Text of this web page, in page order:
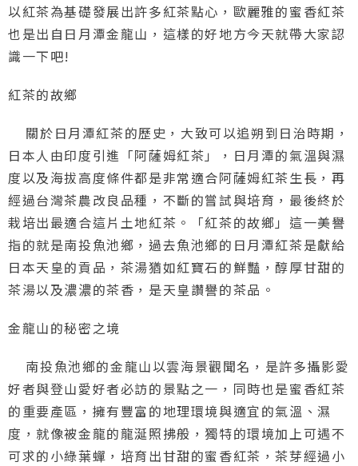
以紅茶為基礎發展出許多紅茶點心，歐麗雅的蜜香紅茶
也是出自日月潭金龍山，這樣的好地方今天就帶大家認
識一下吧!
紅茶的故鄉
關於日月潭紅茶的歷史，大致可以追朔到日治時期，
日本人由印度引進「阿薩姆紅茶」，日月潭的氣溫與濕
度以及海拔高度條件都是非常適合阿薩姆紅茶生長，再
經過台灣茶農改良品種，不斷的嘗試與培育，最後終於
栽培出最適合這片土地紅茶。「紅茶的故鄉」這一美譽
指的就是南投魚池鄉，過去魚池鄉的日月潭紅茶是獻給
日本天皇的貢品，茶湯猶如紅寶石的鮮豔，醇厚甘甜的
茶湯以及濃濃的茶香，是天皇讚譽的茶品。
金龍山的秘密之境
南投魚池鄉的金龍山以雲海景觀聞名，是許多攝影愛
好者與登山愛好者必訪的景點之一，同時也是蜜香紅茶
的重要產區，擁有豐富的地理環境與適宜的氣溫、濕
度，就像被金龍的龍涎照拂般，獨特的環境加上可遇不
可求的小綠葉蟬，培育出甘甜的蜜香紅茶，茶芽經過小